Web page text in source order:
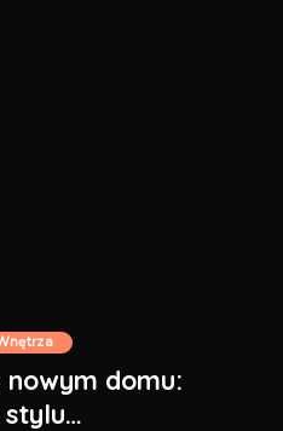
domu:
stylu…